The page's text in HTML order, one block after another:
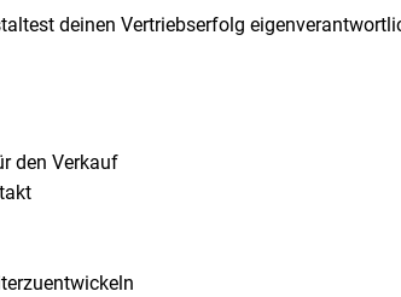
deinen Vertriebserfolg
den Verkauf